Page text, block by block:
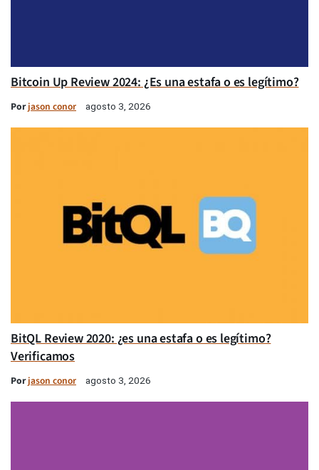
Bitcoin Up Review 2024: ¿Es una estafa o es legítimo?
Porjason conor agosto 3, 2026
BitQL Review 2020: ¿es una estafa o es legítimo?
Verificamos
Porjason conor agosto 3, 2026